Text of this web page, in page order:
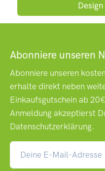
Abonniere unseren
Abonniere unseren
erhalte direkt neben
Einkaufsgutschein ab
Anmeldung akzeptierst
Datenschutzerklärung.